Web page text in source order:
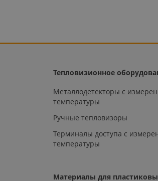
Тепловизионное
Металлодетекторы с
температуры
Ручные тепловизоры
Терминалы доступа с
температуры
Материалы для